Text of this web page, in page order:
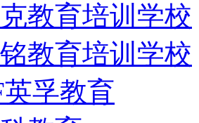
教育培训学校
教育培训学校
孚教育